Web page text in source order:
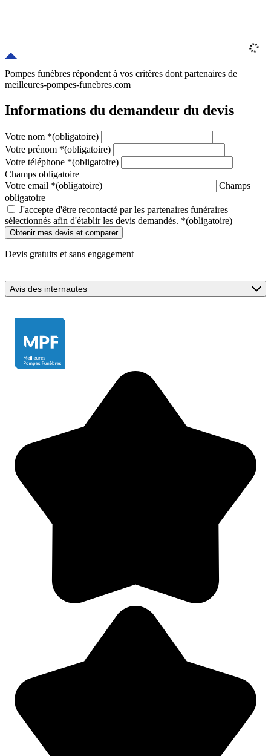
Pompes funèbres répondent à vos critères dont partenaires de
meilleures-pompes-funebres.com
Informations du demandeur du devis
Votre nom *(obligatoire)
Votre prénom *(obligatoire)
Votre téléphone *(obligatoire)
Champs obligatoire
Votre email *(obligatoire)
Champs
obligatoire
J'accepte d'être recontacté par les partenaires funéraires
sélectionnés afin d'établir les devis demandés. *(obligatoire)
Devis gratuits et sans engagement
Avis des internautes